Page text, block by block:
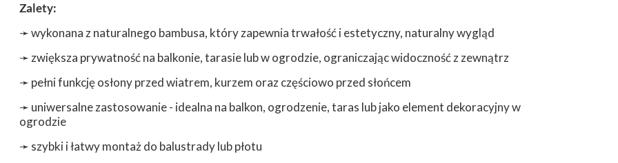
Zalety:
➛wykonana z naturalnego bambusa, który zapewnia trwałość i estetyczny, naturalny wygląd
➛ zwiększa prywatność na balkonie, tarasie lub w ogrodzie, ograniczając widoczność z zewnątrz
➛ pełni funkcję osłony przed wiatrem, kurzem oraz częściowo przed słońcem
➛ uniwersalne zastosowanie - idealna na balkon, ogrodzenie, taras lub jako element dekoracyjny w
ogrodzie
➛ szybki i łatwy montaż do balustrady lub płotu